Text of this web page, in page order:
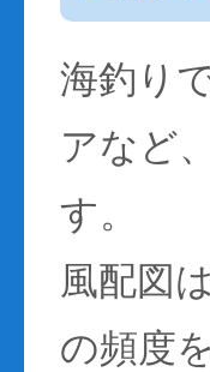
海釣り
アなど
す。
風配図
の頻度